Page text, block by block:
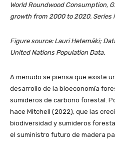
World Roundwood Consumption,
growth from 2000 to 2020. Series
Figure source: Lauri Hetemäki;
United Nations Population Data.
A menudo se piensa que existe
desarrollo de la bioeconomía
sumideros de carbono forestal.
hace Mitchell (2022), que las
biodiversidad y sumideros
el suministro futuro de madera